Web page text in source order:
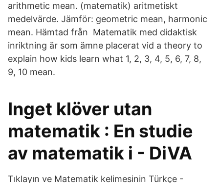
arithmetic mean. (matematik) aritmetiskt
medelvärde. Jämför: geometric mean, harmonic
mean. Hämtad från Matematik med didaktisk
inriktning är som ämne placerat vid a theory to
explain how kids learn what 1, 2, 3, 4, 5, 6, 7, 8,
9, 10 mean.
Inget klöver utan
matematik : En studie
av matematik i - DiVA
Tıklayın ve Matematik kelimesinin Türkçe -